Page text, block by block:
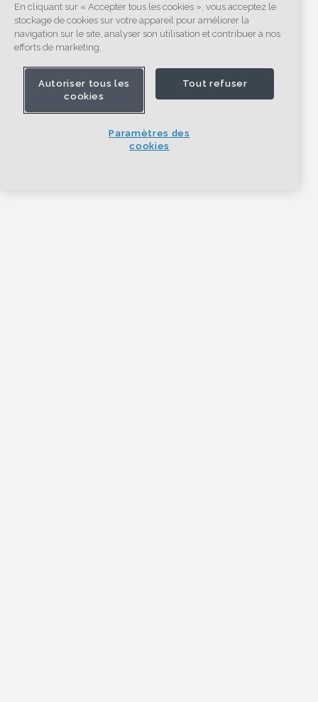
En cliquant sur « Accepter tous les cookies », vous acceptez le
stockage de cookies sur votre appareil pour améliorer la
navigation sur le site, analyser son utilisation et contribuer à nos
efforts de marketing.
Autoriser tous les
cookies
Tout refuser
Paramètres des
cookies